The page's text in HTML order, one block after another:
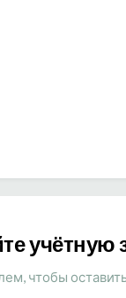
учётную
чтобы